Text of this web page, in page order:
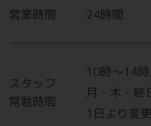
営業時間 24時間
スタッフ
常駐時間
10時～14
月・木・終
1日より変更